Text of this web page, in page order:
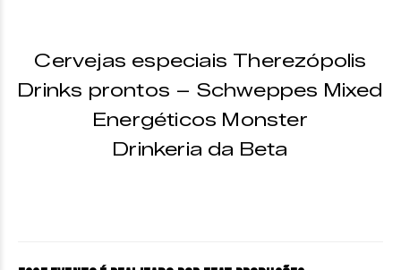
Cervejas especiais Therezópolis
Drinks prontos – Schweppes Mixed
Energéticos Monster
Drinkeria da Beta